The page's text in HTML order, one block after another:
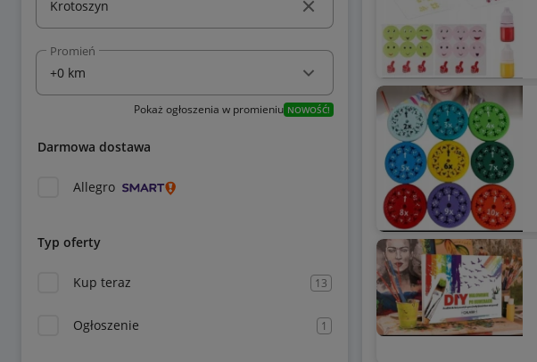
Promień
Pokaż ogłoszenia w promieniu NOWOŚĆ!
Darmowa dostawa
Allegro
Typ oferty
Kup teraz 13
Ogłoszenie 1